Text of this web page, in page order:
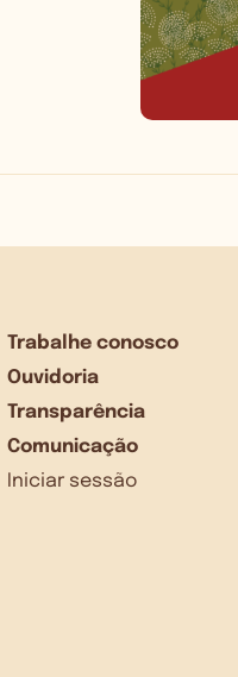
Trabalhe conosco
Ouvidoria
Transparência
Comunicação
Iniciar sessão